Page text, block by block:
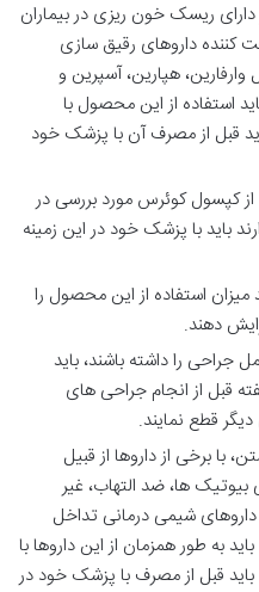
ریسک خون ریزی در بیماران
کننده داروهای رقیق سازی
هپارین، آسپرین و
استفاده از این محصول با
قبل از مصرف آن با پزشک خود
کپسول کوئرس مورد بررسی در
باید با پزشک خود در این زمینه
میزان استفاده از این محصول را
دهند.
جراحی را داشته باشند، باید
قبل از انجام جراحی های
قطع نمایند.
با برخی از داروها از قبیل
ها، ضد التهاب، غیر
داروهای شیمی درمانی تداخل
به طور همزمان از این داروها با
باید قبل از مصرف با پزشک خود در